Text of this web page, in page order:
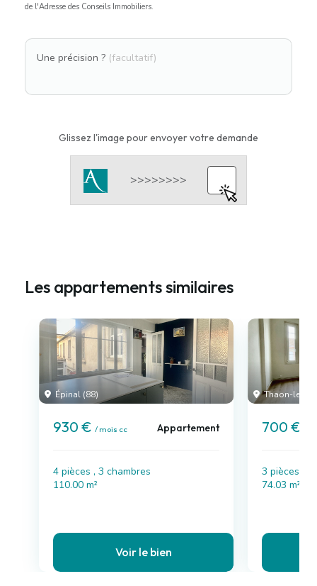
de l'Adresse des Conseils Immobiliers.
Une précision ? (facultatif)
Glissez l'image pour envoyer votre demande
Les appartements similaires
Épinal (88)
930 € / mois cc Appartement
4 pièces , 3 chambres
110.00 m²
Voir le bien
Thaon-les-
700 €
3 pièces , 2
74.03 m²